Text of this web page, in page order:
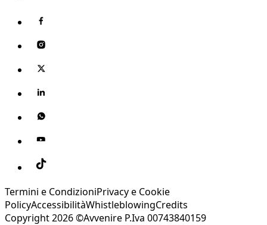
Termini e CondizioniPrivacy e Cookie
PolicyAccessibilitàWhistleblowingCredits
Copyright 2026 ©Avvenire P.Iva 00743840159